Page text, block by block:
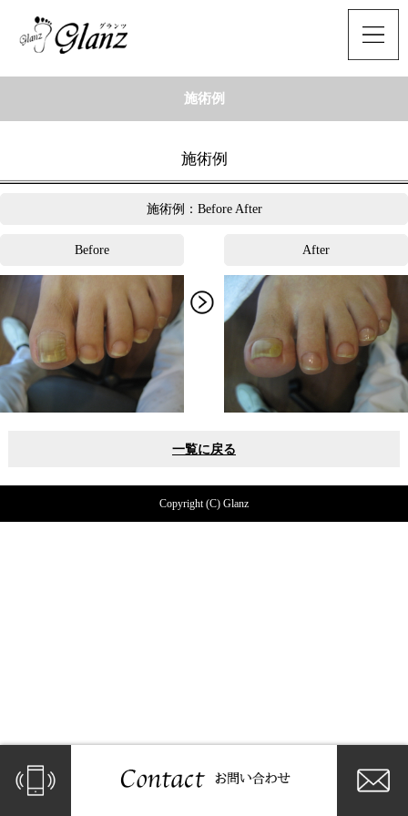
施術例
施術例
施術例：Before After
Before After
一覧に戻る
Copyright (C) Glanz